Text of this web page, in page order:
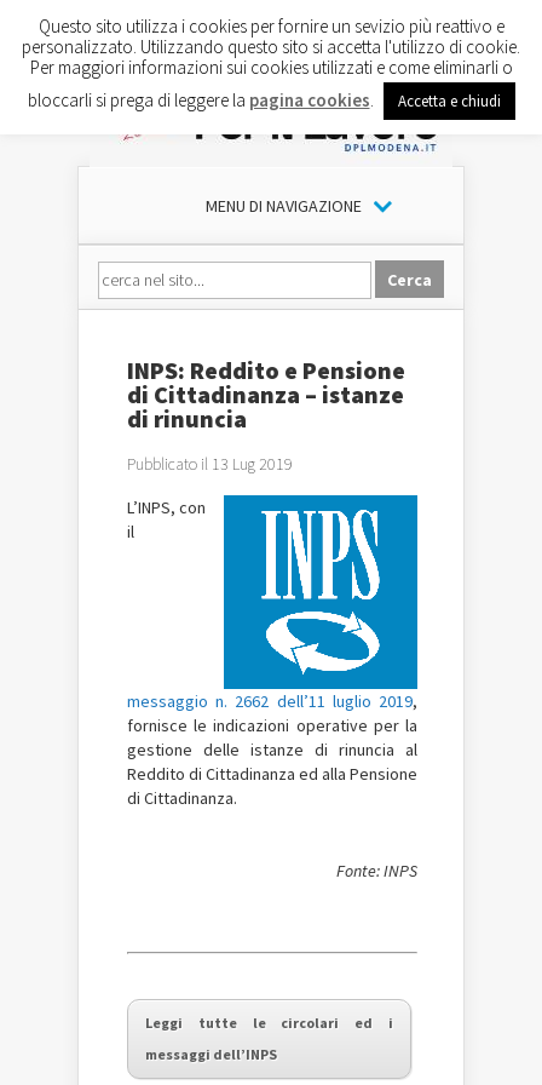
MENU DI NAVIGAZIONE
INPS: Reddito e Pensione
di Cittadinanza – istanze
di rinuncia
Pubblicato il 13 Lug 2019
L’INPS, con
il
messaggio n. 2662 dell’11 luglio 2019,
fornisce le indicazioni operative per la
gestione delle istanze di rinuncia al
Reddito di Cittadinanza ed alla Pensione
di Cittadinanza.
Fonte: INPS
Leggi tutte le circolari ed i
messaggi dell’INPS
Questo sito utilizza i cookies per fornire un sevizio più reattivo e
personalizzato. Utilizzando questo sito si accetta l'utilizzo di cookie.
Per maggiori informazioni sui cookies utilizzati e come eliminarli o
bloccarli si prega di leggere la pagina cookies Accetta e chiudi